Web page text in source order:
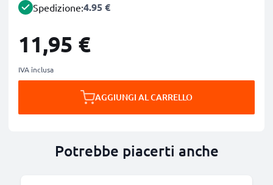
Spedizione:4.95 €
11,95 €
IVA inclusa
AGGIUNGI AL CARRELLO
Potrebbe piacerti anche